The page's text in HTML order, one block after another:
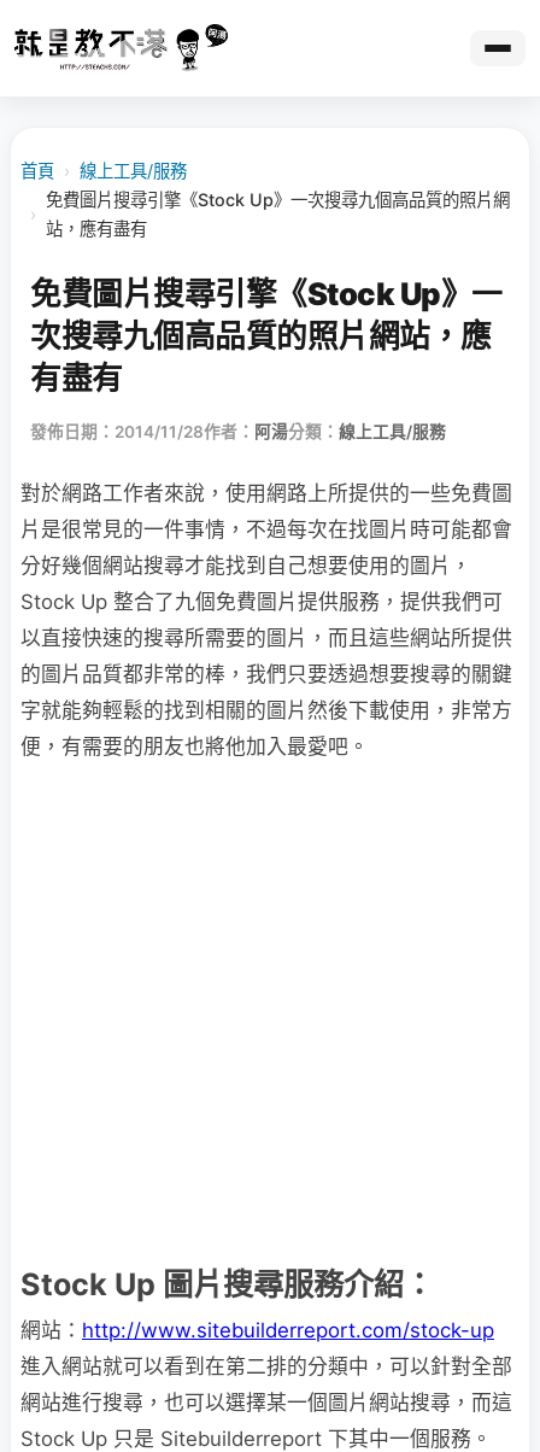
首頁 › 線上工具/服務
›
免費圖片搜尋引擎《Stock Up》一次搜尋九個高品質的照片網
站，應有盡有
免費圖片搜尋引擎《Stock Up》一
次搜尋九個高品質的照片網站，應
有盡有
發佈日期：2014/11/28作者： 阿湯分類： 線上工具/服務
對於網路工作者來說，使用網路上所提供的一些免費圖
片是很常見的一件事情，不過每次在找圖片時可能都會
分好幾個網站搜尋才能找到自己想要使用的圖片，
Stock Up 整合了九個免費圖片提供服務，提供我們可
以直接快速的搜尋所需要的圖片，而且這些網站所提供
的圖片品質都非常的棒，我們只要透過想要搜尋的關鍵
字就能夠輕鬆的找到相關的圖片然後下載使用，非常方
便，有需要的朋友也將他加入最愛吧。
Stock Up 圖片搜尋服務介紹：
網站： http://www.sitebuilderreport.com/stock-up
進入網站就可以看到在第二排的分類中，可以針對全部
網站進行搜尋，也可以選擇某一個圖片網站搜尋，而這
Stock Up 只是 Sitebuilderreport 下其中一個服務。